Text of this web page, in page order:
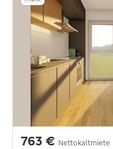
763 € Nettokaltmiete